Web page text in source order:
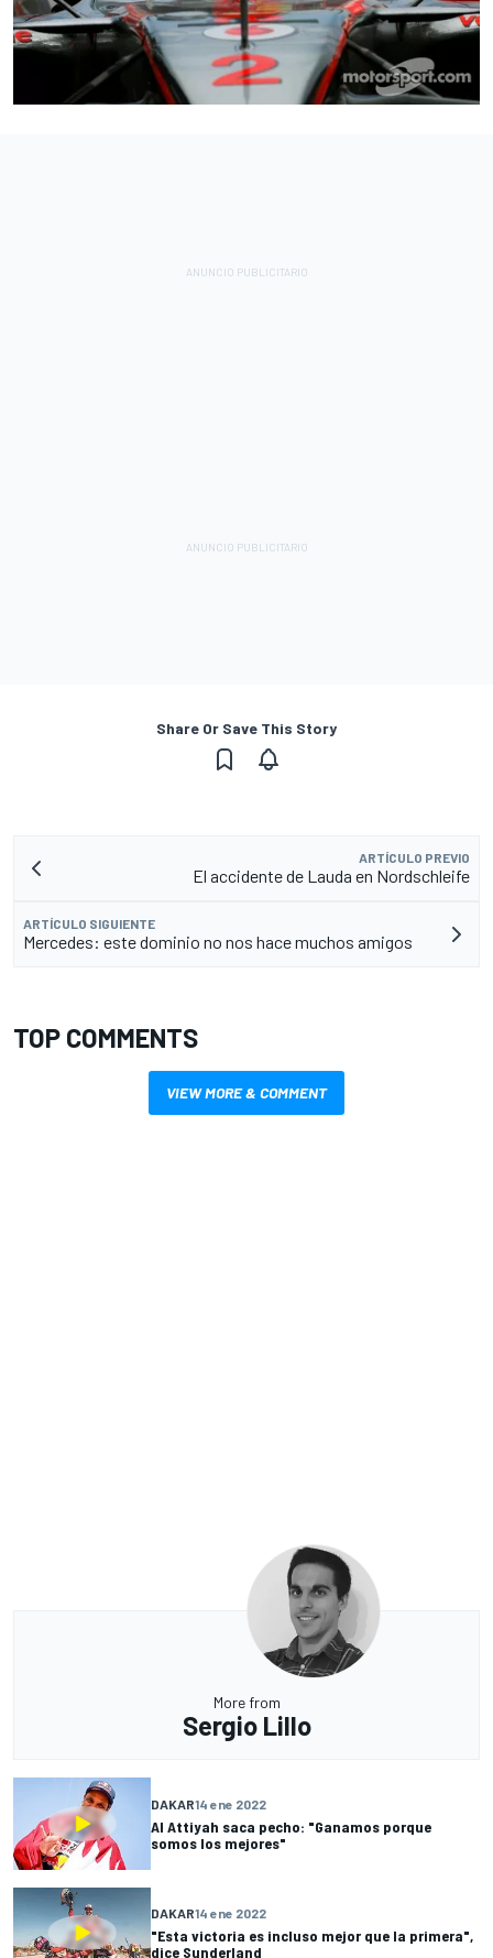
Share Or Save This Story
ARTÍCULO PREVIO
El accidente de Lauda en Nordschleife
ARTÍCULO SIGUIENTE
Mercedes: este dominio no nos hace muchos amigos
TOP COMMENTS
VIEW MORE & COMMENT
More from
Sergio Lillo
DAKAR14 ene 2022
Al Attiyah saca pecho: "Ganamos porque
somos los mejores"
DAKAR14 ene 2022
"Esta victoria es incluso mejor que la primera",
dice Sunderland